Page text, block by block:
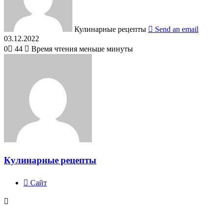
Кулинарные рецепты
Send an email
03.12.2022
0
44 Время чтения меньше минуты
Кулинарные рецепты
Сайт